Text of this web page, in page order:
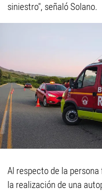
siniestro", señaló Solano.
Al respecto de la
la realización de una